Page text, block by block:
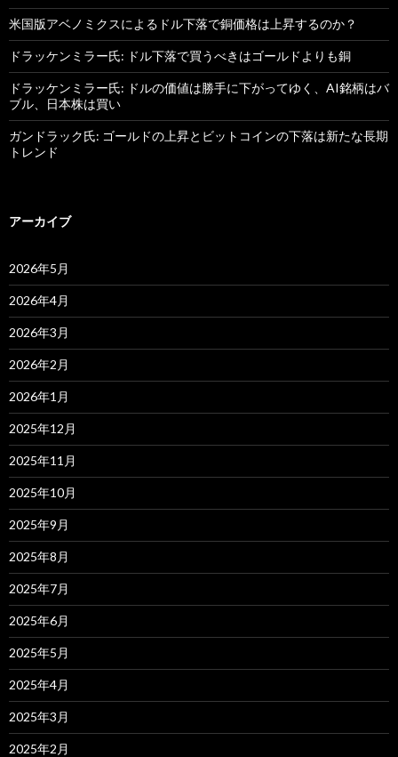
米国版アベノミクスによるドル下落で銅価格は上昇するのか？
ドラッケンミラー氏: ドル下落で買うべきはゴールドよりも銅
ドラッケンミラー氏: ドルの価値は勝手に下がってゆく、AI銘柄はバ
ブル、日本株は買い
ガンドラック氏: ゴールドの上昇とビットコインの下落は新たな長期
トレンド
アーカイブ
2026年5月
2026年4月
2026年3月
2026年2月
2026年1月
2025年12月
2025年11月
2025年10月
2025年9月
2025年8月
2025年7月
2025年6月
2025年5月
2025年4月
2025年3月
2025年2月